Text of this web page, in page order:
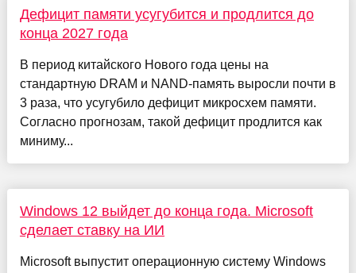
Дефицит памяти усугубится и продлится до
конца 2027 года
В период китайского Нового года цены на
стандартную DRAM и NAND-память выросли почти в
3 раза, что усугубило дефицит микросхем памяти.
Согласно прогнозам, такой дефицит продлится как
миниму...
Windows 12 выйдет до конца года. Microsoft
сделает ставку на ИИ
Microsoft выпустит операционную систему Windows